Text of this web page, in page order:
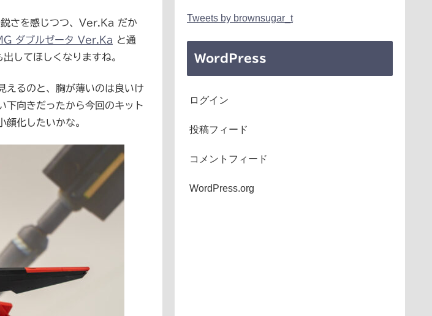
さを感じつつ、Ver.Ka だか
ダブルゼータ Ver.Ka と通
してほしくなりますね。
えるのと、胸が薄いのは良いけ
下向きだったから今回のキット
化したいかな。
Tweets by brownsugar_t
WordPress
ログイン
投稿フィード
コメントフィード
WordPress.org